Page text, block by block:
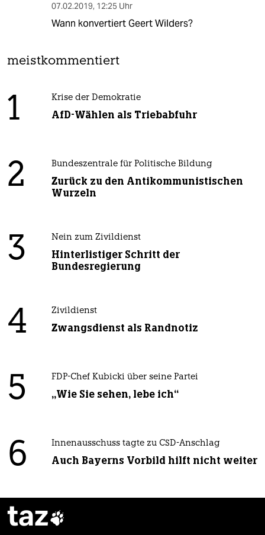
07.02.2019, 12:25 Uhr
Wann konvertiert Geert Wilders?
meistkommentiert
1 Krise der Demokratie
AfD-Wählen als Triebabfuhr
2 Bundeszentrale für Politische Bildung
Zurück zu den Antikommunistischen
Wurzeln
3 Nein zum Zivildienst
Hinterlistiger Schritt der
Bundesregierung
4 Zivildienst
Zwangsdienst als Randnotiz
5 FDP-Chef Kubicki über seine Partei
„Wie Sie sehen, lebe ich“
6 Innenausschuss tagte zu CSD-Anschlag
Auch Bayerns Vorbild hilft nicht weiter
taz